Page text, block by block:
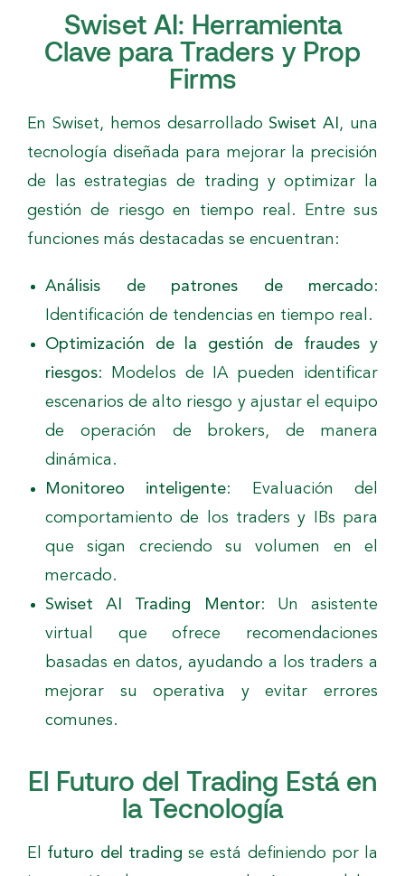
Swiset AI: Herramienta
Clave para Traders y Prop
Firms
En Swiset, hemos desarrollado Swiset AI , una
tecnología diseñada para mejorar la precisión
de las estrategias de trading y optimizar la
gestión de riesgo en tiempo real. Entre sus
funciones más destacadas se encuentran:
Análisis de patrones de mercado:
Identificación de tendencias en tiempo real.
Optimización de la gestión de fraudes y
riesgos: Modelos de IA pueden identificar
escenarios de alto riesgo y ajustar el equipo
de operación de brokers, de manera
dinámica.
Monitoreo inteligente: Evaluación del
comportamiento de los traders y IBs para
que sigan creciendo su volumen en el
mercado.
Swiset AI Trading Mentor: Un asistente
virtual que ofrece recomendaciones
basadas en datos, ayudando a los traders a
mejorar su operativa y evitar errores
comunes.
El Futuro del Trading Está en
la Tecnología
El futuro del trading se está definiendo por la